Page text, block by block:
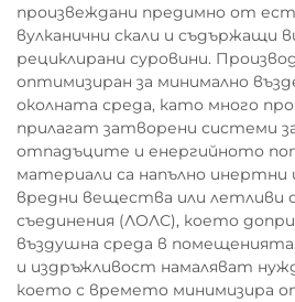
произвеждани предимно от
вулканични скали и съдържащи
рециклирани суровини.
оптимизиран за минимално
околната среда, като много
прилагат затворени системи
отпадъците и енергийното
материали са напълно
вредни вещества или летливи
съединения (ЛОЛС), което
въздушна среда в
и издръжливост намаляват
което с времето минимизира